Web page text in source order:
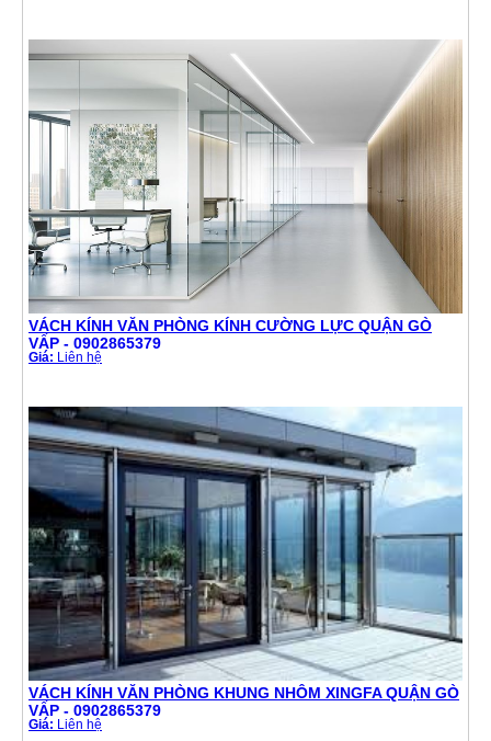
VÁCH KÍNH VĂN PHÒNG KÍNH CƯỜNG LỰC QUẬN GÒ
VẤP - 0902865379
Giá: Liên hệ
VÁCH KÍNH VĂN PHÒNG KHUNG NHÔM XINGFA QUẬN GÒ
VẤP - 0902865379
Giá: Liên hệ